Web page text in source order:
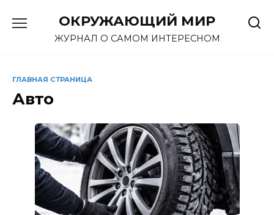
содержанию
ОКРУЖАЮЩИЙ МИР
ЖУРНАЛ О САМОМ ИНТЕРЕСНОМ
ГЛАВНАЯ СТРАНИЦА
Авто